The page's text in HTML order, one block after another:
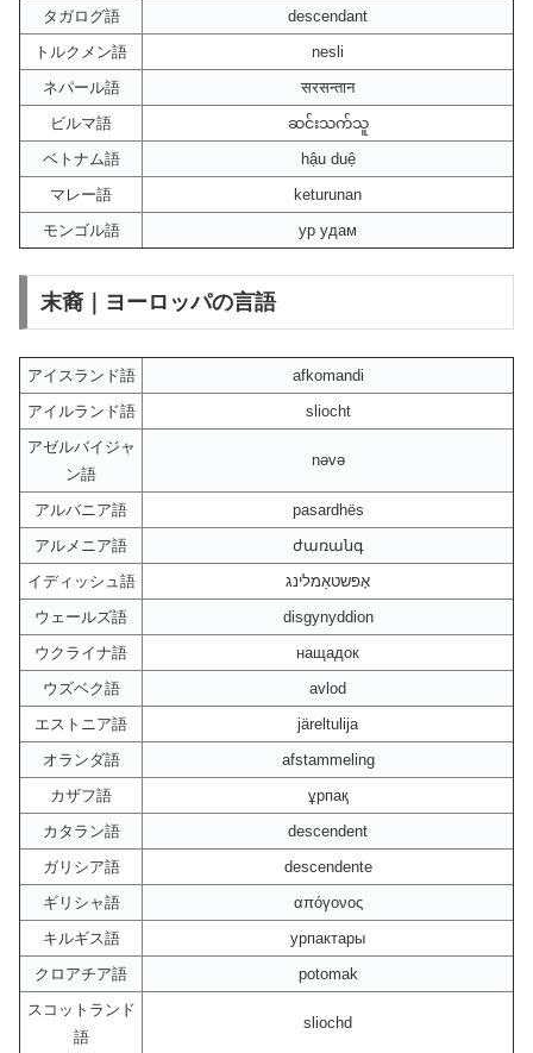
タガログ語
descendant
トルクメン語
nesli
ネパール語
सरसन्तान
ビルマ語
ဆင်းသက်သူ
ベトナム語
hậu duệ
マレー語
keturunan
モンゴル語
ур удам
末裔｜ヨーロッパの言語
アイスランド語
afkomandi
アイルランド語
sliocht
アゼルバイジャ
ン語
nəvə
アルバニア語
pasardhës
アルメニア語
ժառանգ
イディッシュ語
אָפּשטאַמלינג
ウェールズ語
disgynyddion
ウクライナ語
нащадок
ウズベク語
avlod
エストニア語
järeltulija
オランダ語
afstammeling
カザフ語
ұрпақ
カタラン語
descendent
ガリシア語
descendente
ギリシャ語
απόγονος
キルギス語
урпактары
クロアチア語
potomak
スコットランド
語
sliochd